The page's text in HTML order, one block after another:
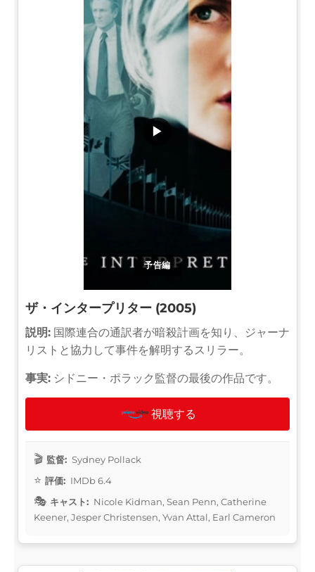
予告編
▶
ザ・インタープリター (2005)
説明: 国際連合の通訳者が暗殺計画を知り、ジャーナ
リストと協力して事件を解明するスリラー。
事実: シドニー・ポラック監督の最後の作品です。
視聴する
監督: Sydney Pollack
評価: IMDb 6.4
キャスト: Nicole Kidman, Sean Penn, Catherine
Keener, Jesper Christensen, Yvan Attal, Earl Cameron